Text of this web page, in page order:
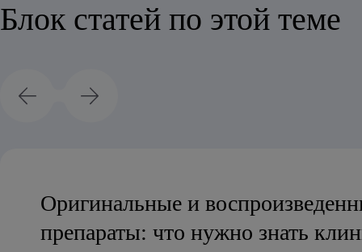
Блок статей по этой теме
Оригинальные и
препараты: что нужно знать